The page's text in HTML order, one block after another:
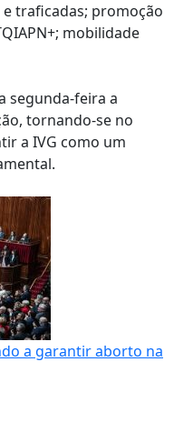
traficadas; promoção
mobilidade
segunda-feira a
tornando-se no
a IVG como um
a garantir aborto na